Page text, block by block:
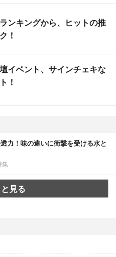
ンキングから、ヒットの推
！
イベント、サインチェキな
！
力！味の違いに衝撃を受ける水と
集
見る